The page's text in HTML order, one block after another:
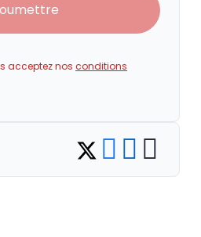
acceptez nos conditions
Share on Twitter
Share on Facebook
Share on
Copy link